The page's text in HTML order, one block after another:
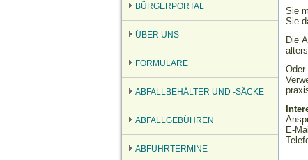
BÜRGERPORTAL
ÜBER UNS
FORMULARE
ABFALLBEHÄLTER UND -SÄCKE
ABFALLGEBÜHREN
ABFUHRTERMINE
Sie
Sie
Die
E-